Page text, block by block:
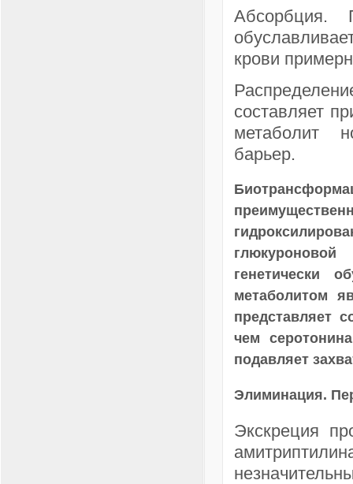
Абсорбция.
крови
составляет
метаболит
барьер.
генетически
метаболитом
представляет
чем
подавляет
Элиминация.
Экскреция